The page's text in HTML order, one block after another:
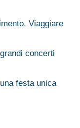
,Viaggiare
concerti
festa unica